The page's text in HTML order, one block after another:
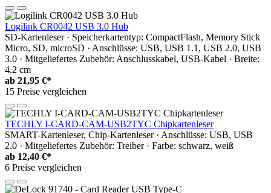
Logilink CR0042 USB 3.0 Hub
SD-Kartenleser · Speicherkartentyp: CompactFlash, Memory Stick
Micro, SD, microSD · Anschlüsse: USB, USB 1.1, USB 2.0, USB
3.0 · Mitgeliefertes Zubehör: Anschlusskabel, USB-Kabel · Breite:
4.2 cm
ab 21,95 €*
15 Preise vergleichen
TECHLY I-CARD-CAM-USB2TYC Chipkartenleser
SMART-Kartenleser, Chip-Kartenleser · Anschlüsse: USB, USB
2.0 · Mitgeliefertes Zubehör: Treiber · Farbe: schwarz, weiß
ab 12,40 €*
6 Preise vergleichen